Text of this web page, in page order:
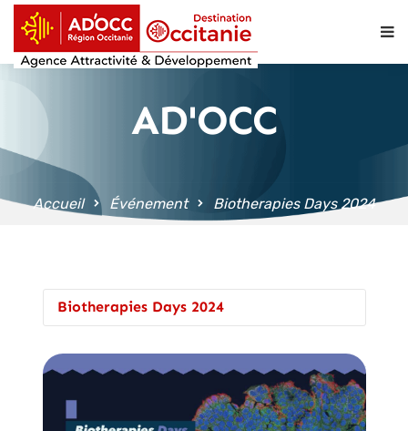
principal
AD'OCC
Accueil Événement Biotherapies Days 2024
Biotherapies Days 2024